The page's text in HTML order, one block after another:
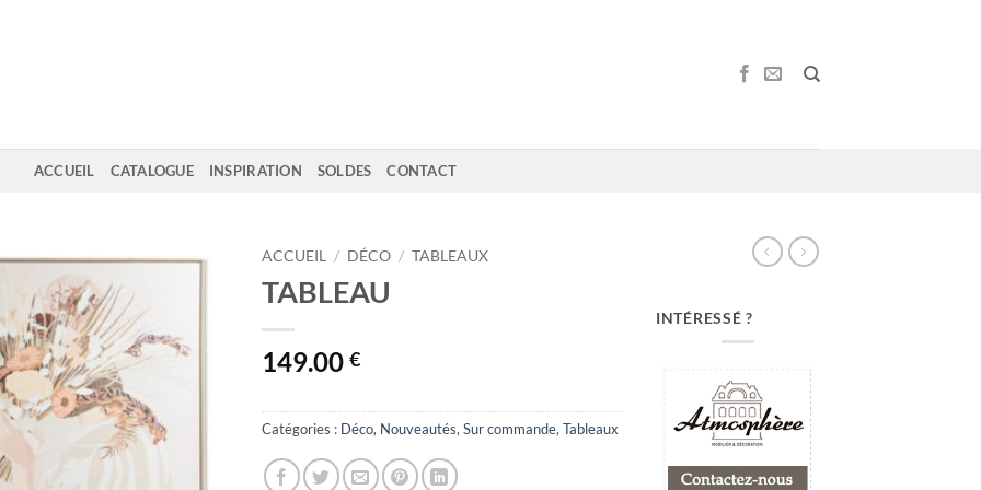
ACCUEIL CATALOGUE INSPIRATION SOLDES CONTACT
ACCUEIL / DÉCO / TABLEAUX
TABLEAU
149.00 €
Catégories : Déco, Nouveautés, Sur commande, Tableaux
INTÉRESSÉ ?